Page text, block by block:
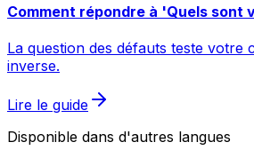
Comment répondre à 'Quels
La question des défauts teste
inverse.
Lire le guide
Disponible dans d'autres langues